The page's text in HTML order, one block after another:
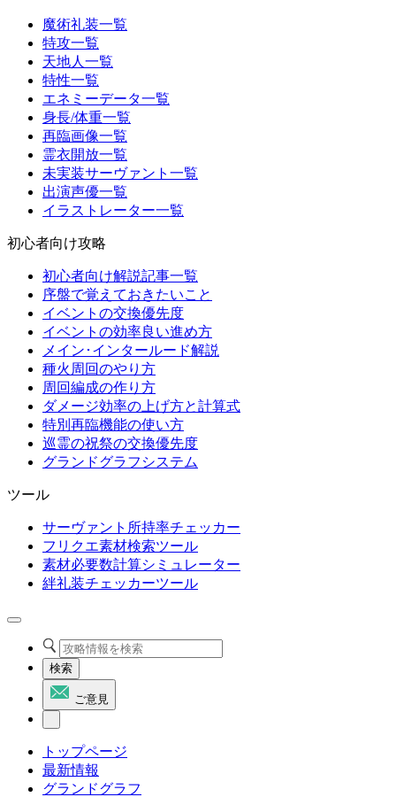
魔術礼装一覧
特攻一覧
天地人一覧
特性一覧
エネミーデータ一覧
身長/体重一覧
再臨画像一覧
霊衣開放一覧
未実装サーヴァント一覧
出演声優一覧
イラストレーター一覧
初心者向け攻略
初心者向け解説記事一覧
序盤で覚えておきたいこと
イベントの交換優先度
イベントの効率良い進め方
メイン･インタールード解説
種火周回のやり方
周回編成の作り方
ダメージ効率の上げ方と計算式
特別再臨機能の使い方
巡霊の祝祭の交換優先度
グランドグラフシステム
ツール
サーヴァント所持率チェッカー
フリクエ素材検索ツール
素材必要数計算シミュレーター
絆礼装チェッカーツール
検索
ご意見
トップページ
最新情報
グランドグラフ